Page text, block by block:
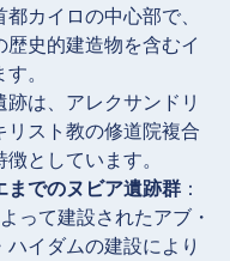
都カイロの中心部で、
史的建造物を含むイ
。
跡は、アレクサンドリ
リスト教の修道院複合
としています。
までのヌビア遺跡群 ：
って建設されたアブ・
イダムの建設により